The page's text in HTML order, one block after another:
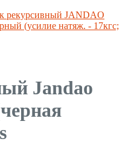
рекурсивный JANDAO
(усилие натяж. - 17кгс;
Jandao